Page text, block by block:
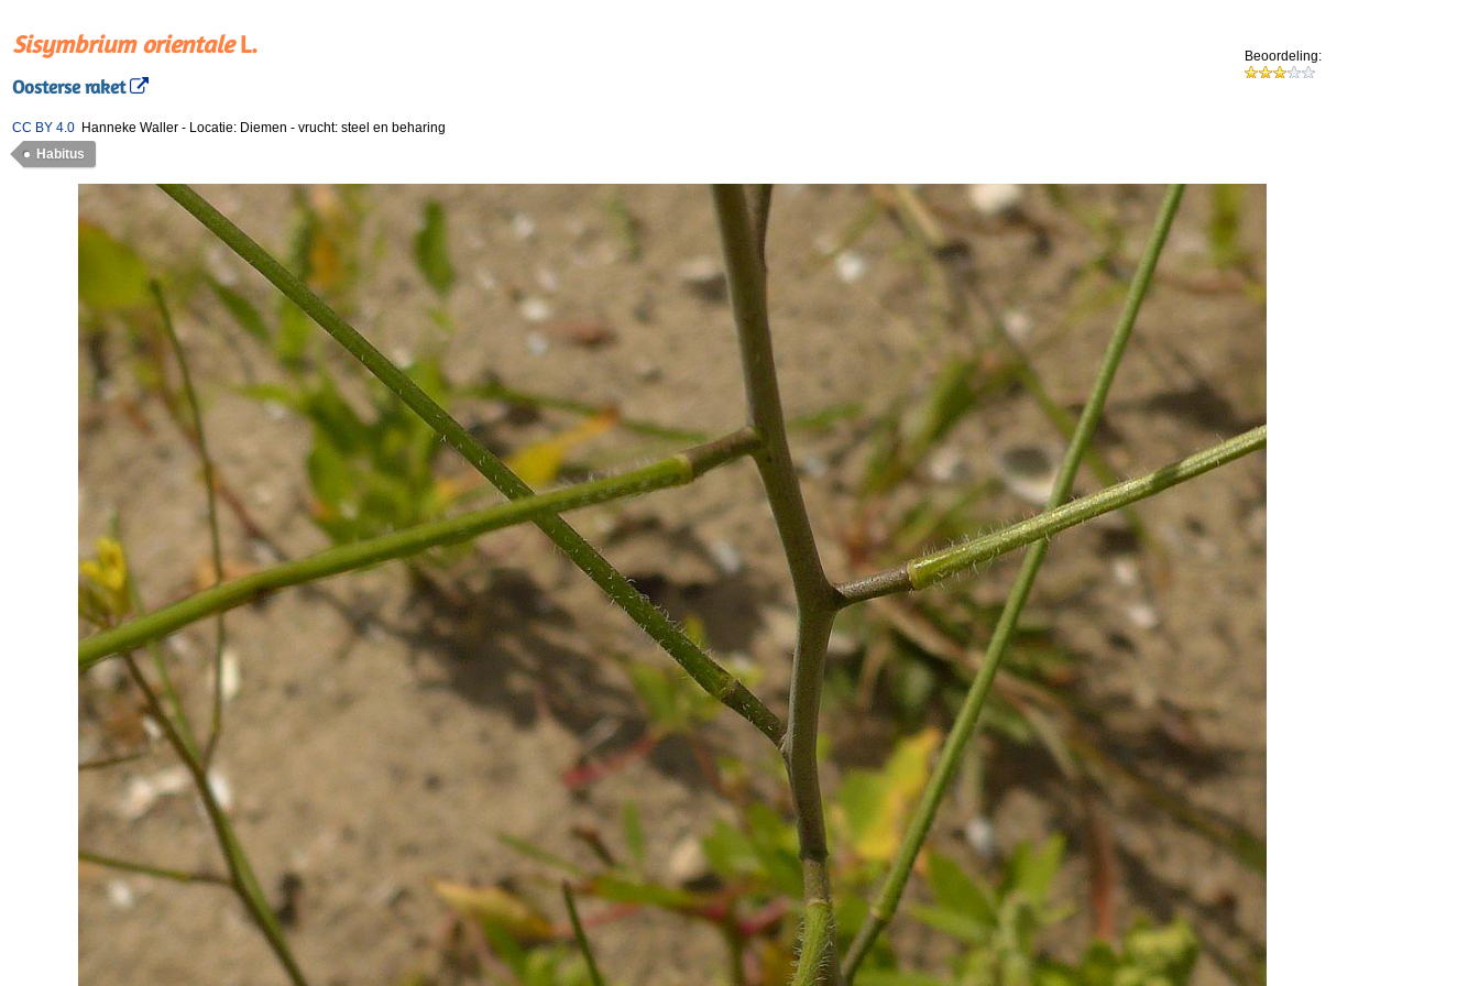
Sisymbrium orientaleL.
Oosterse raket
Beoordeling:
CC BY 4.0 Hanneke Waller - Locatie: Diemen - vrucht: steel en beharing
Habitus